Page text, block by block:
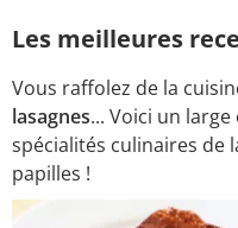
Les meilleures
Vous raffolez de la
lasagnes... Voici un
spécialités culinaires de
papilles !